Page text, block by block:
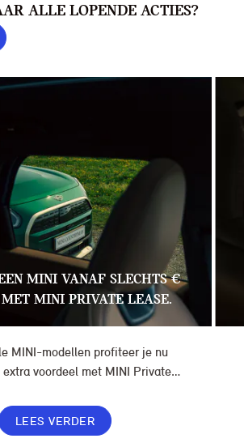
ALLE LOPENDE ACTIES?
MINI VANAF SLECHTS €
MINI PRIVATE LEASE.
MINI-modellen profiteer je nu
voordeel met MINI Private
van € 449. Afhankelijk van de
jouw voordeel nog verder oplopen.
LEES VERDER